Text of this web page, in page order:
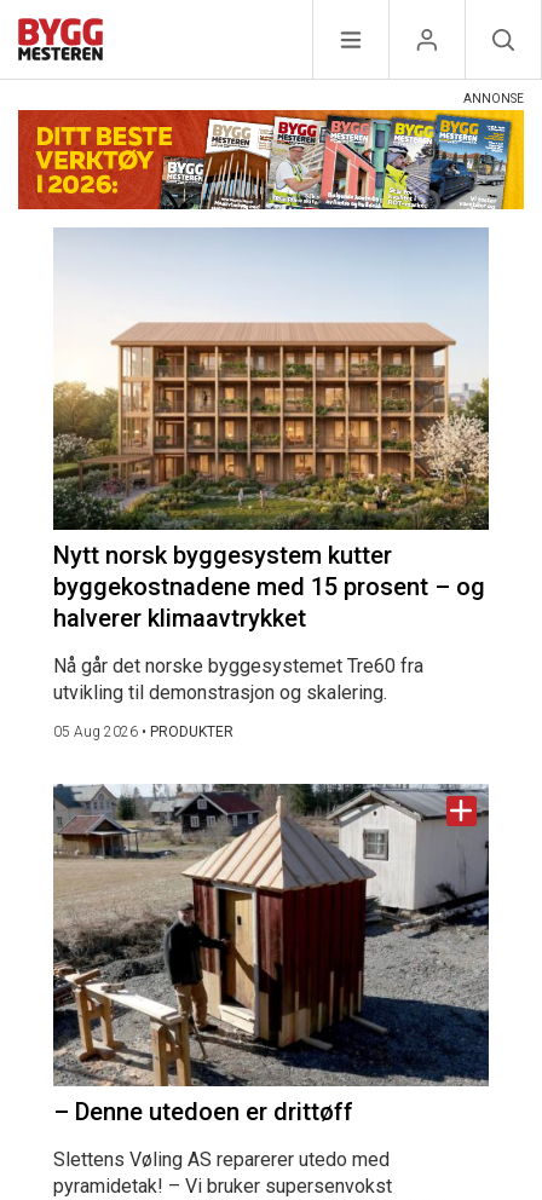
Nytt norsk byggesystem kutter
byggekostnadene med 15 prosent – og
halverer klimaavtrykket
Nå går det norske byggesystemet Tre60 fra
utvikling til demonstrasjon og skalering.
05 Aug 2026 • PRODUKTER
– Denne utedoen er drittøff
Slettens Vøling AS reparerer utedo med
pyramidetak! – Vi bruker supersenvokst